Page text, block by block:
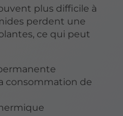
plus difficile à
perdent une
ce qui peut
consommation de